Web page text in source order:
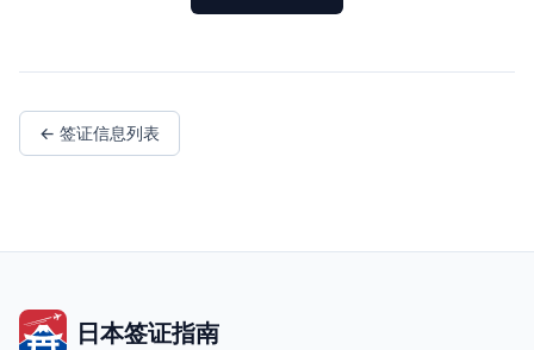
← 签证信息列表
日本签证指南